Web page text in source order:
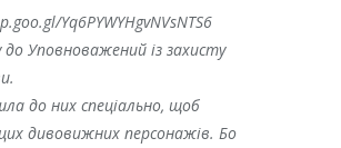
Yq6PYWYHgvNVsNTS6
до Уповноважений із захисту
до них спеціально, щоб
дивовижних персонажів. Бо